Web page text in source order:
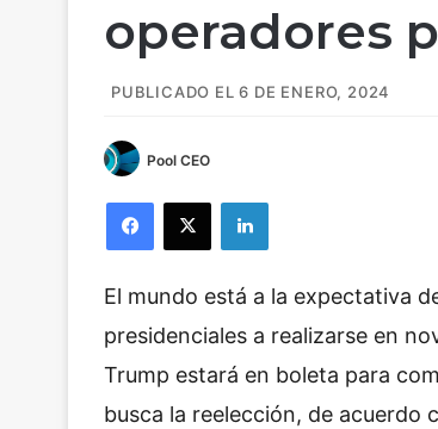
operadores
PUBLICADO EL 6 DE ENERO, 2024
Pool CEO
El mundo está a la expectativa
presidenciales a realizarse en
Trump estará en boleta para
busca la reelección, de acuerdo